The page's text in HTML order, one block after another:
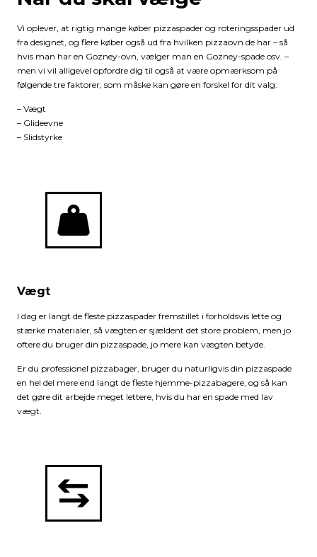
Vi oplever, at rigtig mange køber pizzaspader og roteringsspader ud
fra designet, og flere køber også ud fra hvilken pizzaovn de har – så
hvis man har en Gozney-ovn, vælger man en Gozney-spade osv. –
men vi vil alligevel opfordre dig til også at være opmærksom på
følgende tre faktorer, som måske kan gøre en forskel for dit valg:
– Vægt
– Glideevne
– Slidstyrke
Vægt
I dag er langt de fleste pizzaspader fremstillet i forholdsvis lette og
stærke materialer, så vægten er sjældent det store problem, men jo
oftere du bruger din pizzaspade, jo mere kan vægten betyde.
Er du professionel pizzabager, bruger du naturligvis din pizzaspade
en hel del mere end langt de fleste hjemme-pizzabagere, og så kan
det gøre dit arbejde meget lettere, hvis du har en spade med lav
vægt.